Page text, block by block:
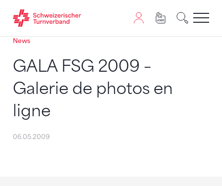
Zum Inhalt springen
Zur Sitemap navigieren
Zum Navigieren dieser Seite wird JavaScript benötigt.
News
GALA FSG 2009 –
Galerie de photos en
ligne
06.05.2009